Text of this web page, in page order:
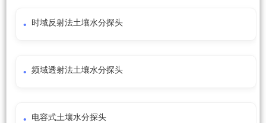
时域反射法土壤水分探头
频域透射法土壤水分探头
电容式土壤水分探头